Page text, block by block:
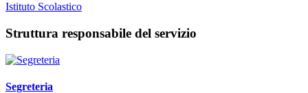
Istituto Scolastico
Struttura responsabile del servizio
Segreteria